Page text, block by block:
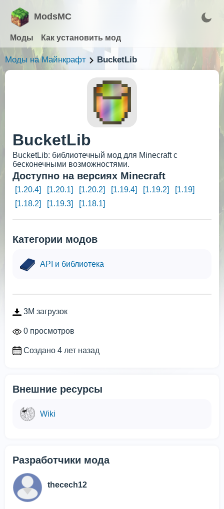
ModsMC
Моды Как установить мод
Моды на Майнкрафт BucketLib
BucketLib
BucketLib: библиотечный мод для Minecraft с
бесконечными возможностями.
Доступно на версиях Minecraft
[1.20.4] [1.20.1] [1.20.2] [1.19.4] [1.19.2]
[1.19]
[1.18.2]
[1.19.3] [1.18.1]
Категории модов
API и библиотека
3M загрузок
0 просмотров
Создано 4 лет назад
Внешние ресурсы
Wiki
Разработчики мода
thecech12